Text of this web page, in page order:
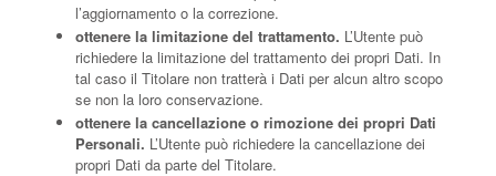
l’aggiornamento o la correzione.
ottenere la limitazione del trattamento. L’Utente può
richiedere la limitazione del trattamento dei propri Dati. In
tal caso il Titolare non tratterà i Dati per alcun altro scopo
se non la loro conservazione.
ottenere la cancellazione o rimozione dei propri Dati
Personali. L’Utente può richiedere la cancellazione dei
propri Dati da parte del Titolare.